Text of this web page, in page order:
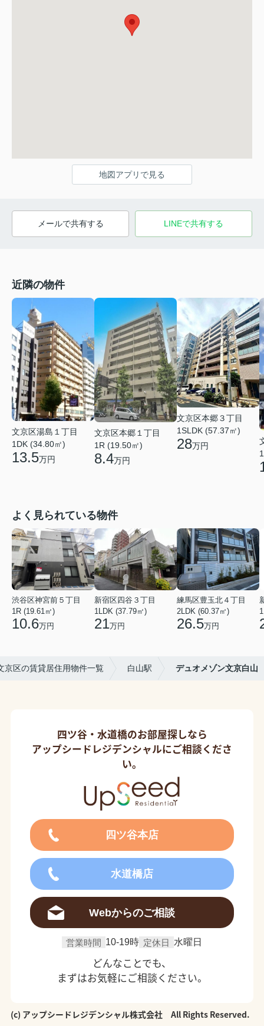
地図アプリで見る
メールで共有する LINEで共有する
近隣の物件
文京区湯島１丁目
1DK (34.80㎡)
13.5万円
文京区本郷１丁目
1R (19.50㎡)
8.4万円
文京区本郷３丁目
1SLDK (57.37㎡)
28万円
よく見られている物件
渋谷区神宮前５丁目
1R (19.61㎡)
10.6万円
新宿区四谷３丁目
1LDK (37.79㎡)
21万円
練馬区豊玉北４丁目
2LDK (60.37㎡)
26.5万円
京区の賃貸居住用物件一覧 白山駅 デュオメゾン文京白山
四ツ谷・水道橋のお部屋探しなら
アップシードレジデンシャルにご相談くださ
い。
四ツ谷本店
水道橋店
Webからのご相談
営業時間 10-19時 定休日 水曜日
どんなことでも、
まずはお気軽にご相談ください。
(c) アップシードレジデンシャル株式会社 All Rights Reserved.